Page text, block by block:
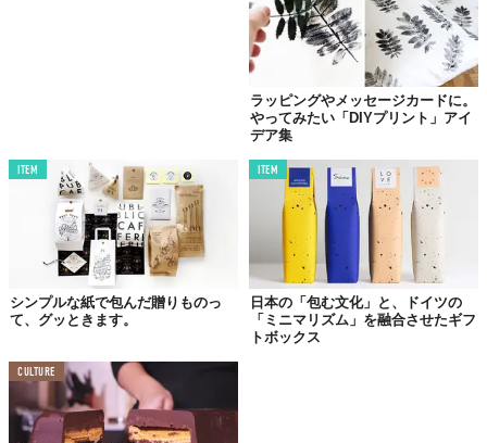
DAY 1.
折り紙ポケットフォルダー
プレゼントの中身が見えてる、フォルダー型のラッピング。
本やタブレット、文具などのプレゼントにも最適ですね。プレゼ
ラッピングやメッセージカードに。
やってみたい「DIYプリント」アイ
デア集
ITEM
シンプルな紙で包んだ贈りものっ
て、グッときます。
ITEM
日本の「包む文化」と、ドイツの
「ミニマリズム」を融合させたギフ
トボックス
CULTURE